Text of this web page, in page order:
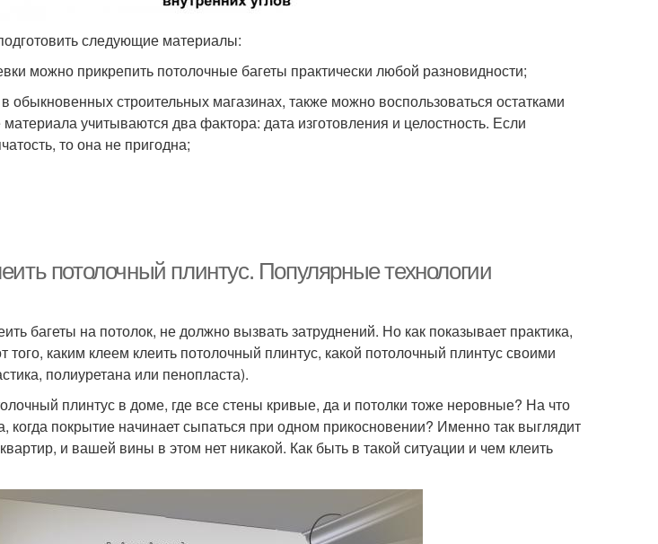
следующие материалы:
можно прикрепить потолочные багеты практически любой разновидности;
строительных магазинах, также можно воспользоваться остатками
учитываются два фактора: дата изготовления и целостность. Если
то она не пригодна;
потолочный плинтус. Популярные технологии
багеты на потолок, не должно вызвать затруднений. Но как показывает практика,
того, каким клеем клеить потолочный плинтус, какой потолочный плинтус своими
полиуретана или пенопласта).
плинтус в доме, где все стены кривые, да и потолки тоже неровные? На что
когда покрытие начинает сыпаться при одном прикосновении? Именно так выглядит
и вашей вины в этом нет никакой. Как быть в такой ситуации и чем клеить